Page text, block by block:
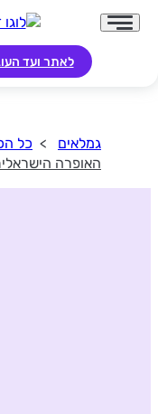
לאתר ועד
גמלאים כל
האופרה